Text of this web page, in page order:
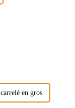
en gros